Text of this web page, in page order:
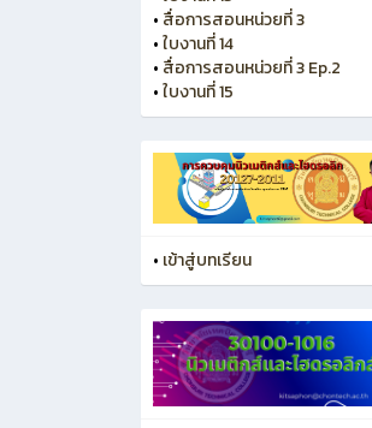
• สื่อการสอนหน่วยที่ 3
•ใบงานที่ 14
• สื่อการสอนหน่วยที่ 3 Ep.2
•ใบงานที่ 15
• เข้าสู่บทเรียน